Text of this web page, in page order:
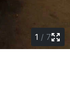
1 / 7